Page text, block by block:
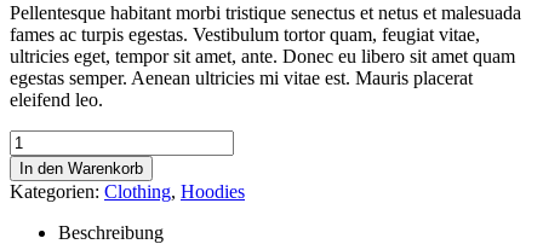
Pellentesque habitant morbi tristique senectus et netus et malesuada
fames ac turpis egestas. Vestibulum tortor quam, feugiat vitae,
ultricies eget, tempor sit amet, ante. Donec eu libero sit amet quam
egestas semper. Aenean ultricies mi vitae est. Mauris placerat
eleifend leo.
Happy
Ninja
Menge
In den Warenkorb
Kategorien: Clothing, Hoodies
Beschreibung